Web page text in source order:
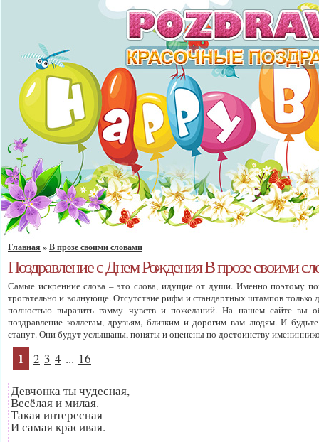
Главная »В прозе своими словами
Поздравление с Днем Рождения В прозе своими
Самые искренние слова – это слова, идущие от души. Именно поэтому
трогательно и волнующе. Отсутствие рифм и стандартных штампов только
полностью выразить гамму чувств и пожеланий. На нашем сайте вы
поздравление коллегам, друзьям, близким и дорогим вам людям. И
станут. Они будут услышаны, поняты и оценены по достоинству
1 2 3 4 ... 16
Девчонка ты чудесная,
Весёлая и милая.
Такая интересная
И самая красивая.